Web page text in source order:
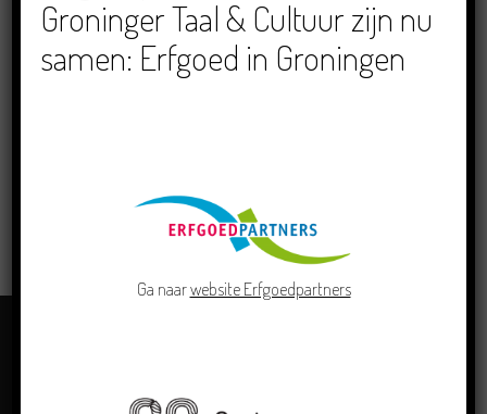
(Zaterdag) 20:30 - 23:00
LEES MEER
Groninger Taal & Cultuur zijn nu
samen: Erfgoed in Groningen
Ga naarwebsite Erfgoedpartners